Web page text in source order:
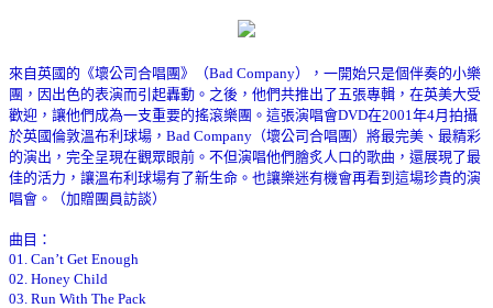
來自英國的《壞公司合唱團》（Bad Company），一開始只是個伴奏的小樂
團，因出色的表演而引起轟動。之後，他們共推出了五張專輯，在英美大受
歡迎，讓他們成為一支重要的搖滾樂團。這張演唱會DVD在2001年4月拍攝
於英國倫敦溫布利球場，Bad Company（壞公司合唱團）將最完美、最精彩
的演出，完全呈現在觀眾眼前。不但演唱他們膾炙人口的歌曲，還展現了最
佳的活力，讓溫布利球場有了新生命。也讓樂迷有機會再看到這場珍貴的演
唱會。（加贈團員訪談）
曲目：
01. Can’t Get Enough
02. Honey Child
03. Run With The Pack